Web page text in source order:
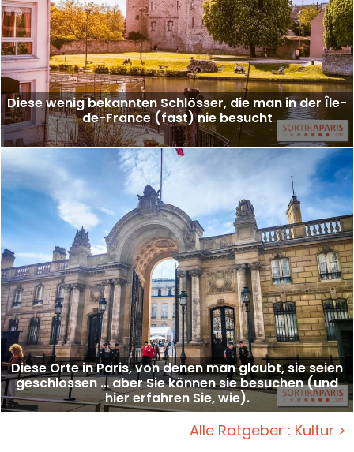
Diese wenig bekannten Schlösser, die man in der Île-
de-France (fast) nie besucht
Diese Orte in Paris, von denen man glaubt, sie seien
geschlossen … aber Sie können sie besuchen (und
hier erfahren Sie, wie).
Alle Ratgeber : Kultur >